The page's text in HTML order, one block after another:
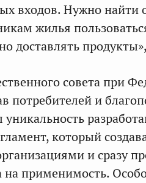
входов. Нужно
жилья
доставлять
совета при
потребителей и
уникальность
который
и сразу
применимость.